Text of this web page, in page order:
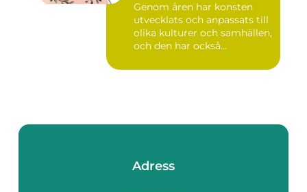
Genom åren har konsten
utvecklats och anpassats till
olika kulturer och samhällen,
och den har också...
Adress